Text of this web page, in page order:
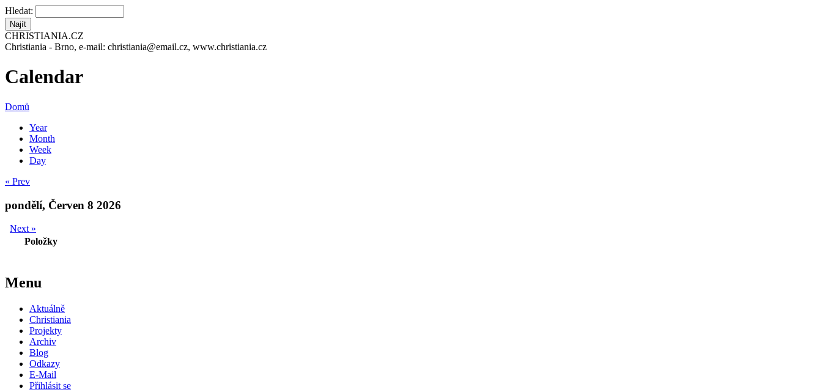
Hledat:
CHRISTIANIA.CZ
Christiania - Brno, e-mail: christiania@email.cz, www.christiania.cz
Calendar
Domů
Year
Month
Week
Day
« Prev
pondělí, Červen 8 2026
Next »
Položky
Menu
Aktuálně
Christiania
Projekty
Archiv
Blog
Odkazy
E-Mail
Přihlásit se